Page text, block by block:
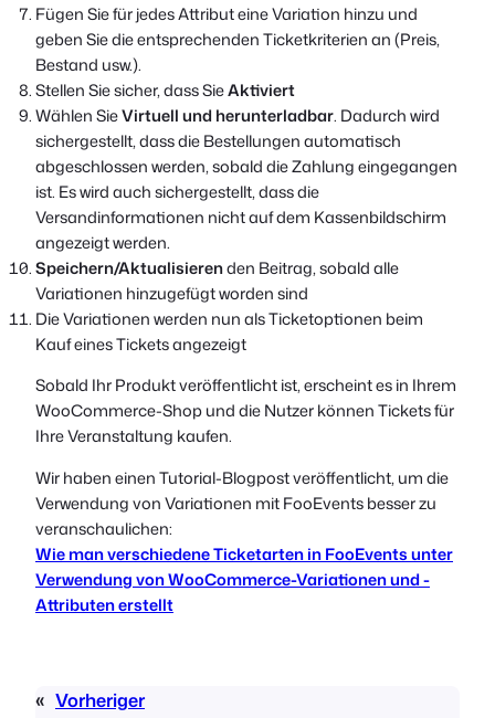
Fügen Sie für jedes Attribut eine Variation hinzu und
geben Sie die entsprechenden Ticketkriterien an (Preis,
Bestand usw.).
Stellen Sie sicher, dass SieAktiviert
Wählen SieVirtuell und herunterladbar. Dadurch wird
sichergestellt, dass die Bestellungen automatisch
abgeschlossen werden, sobald die Zahlung eingegangen
ist. Es wird auch sichergestellt, dass die
Versandinformationen nicht auf dem Kassenbildschirm
angezeigt werden.
Speichern/Aktualisierenden Beitrag, sobald alle
Variationen hinzugefügt worden sind
Die Variationen werden nun als Ticketoptionen beim
Kauf eines Tickets angezeigt
Sobald Ihr Produkt veröffentlicht ist, erscheint es in Ihrem
WooCommerce-Shop und die Nutzer können Tickets für
Ihre Veranstaltung kaufen.
Wir haben einen Tutorial-Blogpost veröffentlicht, um die
Verwendung von Variationen mit FooEvents besser zu
veranschaulichen:
Wie man verschiedene Ticketarten in FooEvents unter
Verwendung von WooCommerce-Variationen und -
Attributen erstellt
« Vorheriger